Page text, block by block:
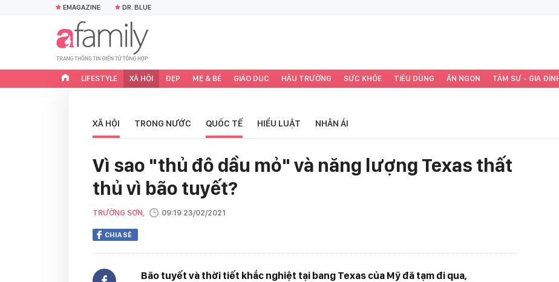
EMAGAZINE DR. BLUE
LIFESTYLE XÃ HỘI ĐẸP MẸ & BÉ GIÁO DỤC HẬU TRƯỜNG SỨC KHỎE TIÊU DÙNG ĂN NGON TÂM SỰ - GIA
XÃ HỘI TRONG NƯỚC QUỐC TẾ HIỂU LUẬT NHÂN ÁI
Vì sao "thủ đô dầu mỏ" và năng lượng Texas thất
thủ vì bão tuyết?
TRƯỜNG SƠN, 09:19 23/02/2021
CHIA SẺ
Bão tuyết và thời tiết khắc nghiệt tại bang Texas của Mỹ đã tạm đi qua,